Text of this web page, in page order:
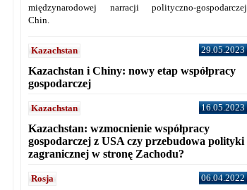
międzynarodowej narracji polityczno-gospodarczej
Chin.
Kazachstan 29.05.2023
Kazachstan i Chiny: nowy etap współpracy
gospodarczej
Kazachstan 16.05.2023
Kazachstan: wzmocnienie współpracy
gospodarczej z USA czy przebudowa polityki
zagranicznej w stronę Zachodu?
Rosja 06.04.2022